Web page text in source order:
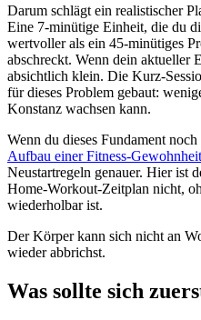
Darum schlägt ein realistischer
Eine 7-minütige Einheit, die du
wertvoller als ein 45-minütiges
abschreckt. Wenn dein aktueller
absichtlich klein. Die Kurz-
für dieses Problem gebaut:
Konstanz wachsen kann.
Wenn du dieses Fundament
Aufbau einer Fitness-Gewohnheit
Neustartregeln genauer. Hier ist
Home-Workout-Zeitplan nicht,
wiederholbar ist.
Der Körper kann sich nicht an
wieder abbrichst.
Was sollte sich